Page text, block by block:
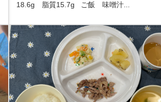
18.6g 脂質15.7g ご飯 味噌汁...